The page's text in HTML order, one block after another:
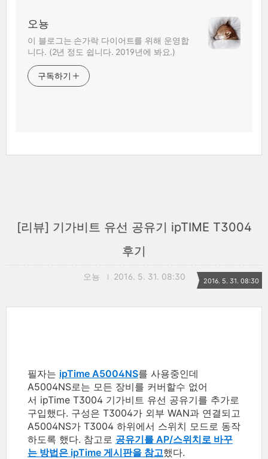
오뇽
이 블로그는 손가락 다이어트를 위해 운영합
니다. (2년 정도 쉽니다. 2019년에 봐요.)
구독하기
[리뷰] 기가비트 유선 공유기 ipTIME T3004
후기
오뇽 2016. 5. 31. 08:30 2016. 5. 31. 08:30
필자는 ipTime A5004NS를 사용중인데
A5004NS로는 모든 장비를 커버할수 없어
서 ipTime T3004 기가비트 유선 공유기를 추가로
구입했다. 구성은 T3004가 외부 WAN과 연결되고
A5004NS가 T3004 하위에서 스위치 모드로 동작
하도록 했다. 참고로 공유기를 AP/스위치로 바꾸
는 방법은 ipTime 게시판을 참고했다.